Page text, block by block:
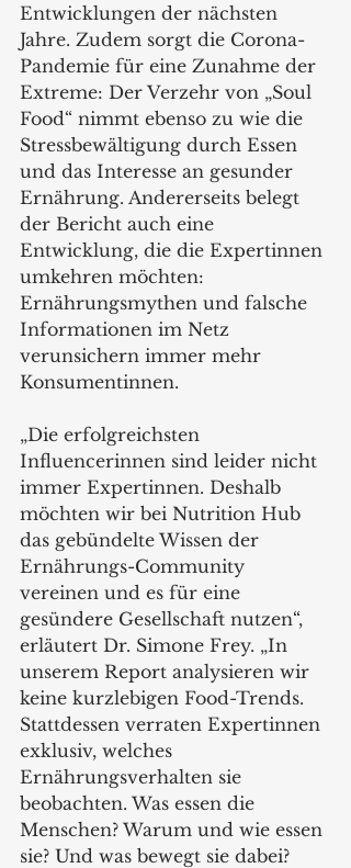
Entwicklungen der nächsten
Jahre. Zudem sorgt die Corona-
Pandemie für eine Zunahme der
Extreme: Der Verzehr von „Soul
Food“ nimmt ebenso zu wie die
Stressbewältigung durch Essen
und das Interesse an gesunder
Ernährung. Andererseits belegt
der Bericht auch eine
Entwicklung, die die Expertinnen
umkehren möchten:
Ernährungsmythen und falsche
Informationen im Netz
verunsichern immer mehr
Konsumentinnen.
„Die erfolgreichsten
Influencerinnen sind leider nicht
immer Expertinnen. Deshalb
möchten wir bei Nutrition Hub
das gebündelte Wissen der
Ernährungs-Community
vereinen und es für eine
gesündere Gesellschaft nutzen“,
erläutert Dr. Simone Frey. „In
unserem Report analysieren wir
keine kurzlebigen Food-Trends.
Stattdessen verraten Expertinnen
exklusiv, welches
Ernährungsverhalten sie
beobachten. Was essen die
Menschen? Warum und wie essen
sie? Und was bewegt sie dabei?